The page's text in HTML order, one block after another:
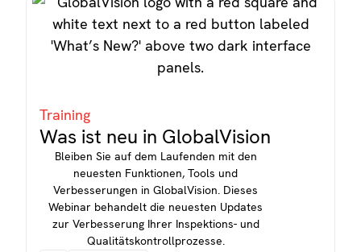
Training
Was ist neu in GlobalVision
Bleiben Sie auf dem Laufenden mit den
neuesten Funktionen, Tools und
Verbesserungen in GlobalVision. Dieses
Webinar behandelt die neuesten Updates
zur Verbesserung Ihrer Inspektions- und
Qualitätskontrollprozesse.